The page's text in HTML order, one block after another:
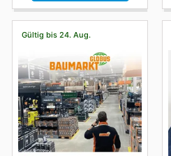
Gültig bis 24. Aug.